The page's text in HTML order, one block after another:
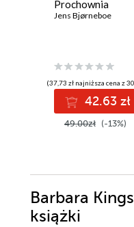
Prochownia
Jens Bjørneboe
(37,73 zł najniższa cena z
42.63 zł
49.00zł (-13%)
Barbara
książki